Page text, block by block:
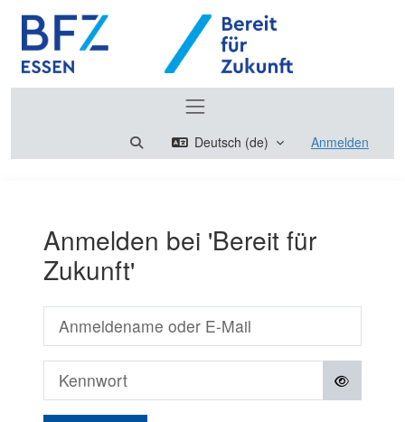
Sucheingabe umschalten
Deutsch ‎(de)‎ Anmelden
Anmelden bei 'Bereit für
Zukunft'